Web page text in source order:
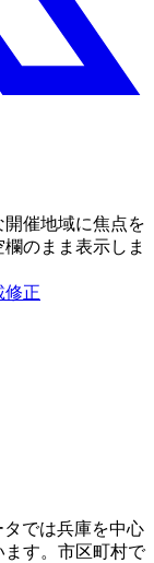
催地域に焦点を
のまま表示しま
修正
では兵庫を中心
す。市区町村で